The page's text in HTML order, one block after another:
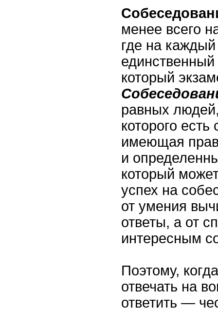
менее всего
где на
который
равных
которого
имеющая
и
который
успех на
от умения
ответы, а от
интересным
Поэтому,
отвечать на
ответить —